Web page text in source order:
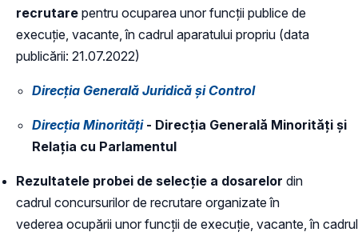
recrutare pentru ocuparea unor funcții publice de
execuție, vacante, în cadrul aparatului propriu (data
publicării: 21.07.2022)
Direcția Generală Juridică și Control
Direcția Minorități - Direcția Generală Minorități și
Relația cu Parlamentul
Rezultatele probei de selecție a dosarelor din
cadrul concursurilor de recrutare organizate în
vederea ocupării unor funcții de execuție, vacante, în cadrul